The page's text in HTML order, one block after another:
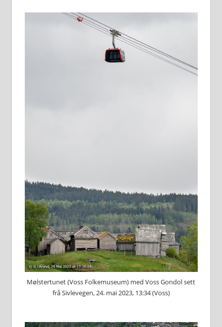
Mølstertunet (Voss Folkemuseum) med Voss Gondol sett
frå Sivlevegen, 24. mai 2023, 13:34 (Voss)